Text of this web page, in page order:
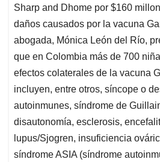
p
p
o
k
I
n
s
Sharp and Dhome por $160
daños causados por la vacuna
abogada, Mónica León del Río,
que en Colombia más de 700
efectos colaterales de la vacuna
incluyen, entre otros, síncope o
autoinmunes, síndrome de
disautonomía, esclerosis,
lupus/Sjogren, insuficiencia
síndrome ASIA (síndrome